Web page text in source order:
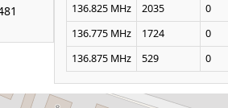
136.825 MHz
2035
0
136.775 MHz
1724
0
136.875 MHz
529 0